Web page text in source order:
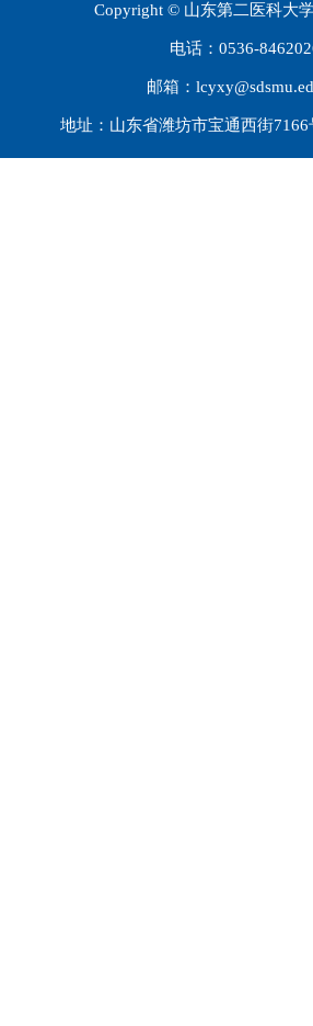
Copyright © 山东第二医科大
电话：0536-
邮箱：
地址：山东省潍坊市宝通西街7166